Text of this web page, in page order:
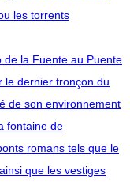
les torrents
de la Fuente au Puente
le dernier tronçon du
de son environnement
fontaine de
romans tels que le
que les vestiges